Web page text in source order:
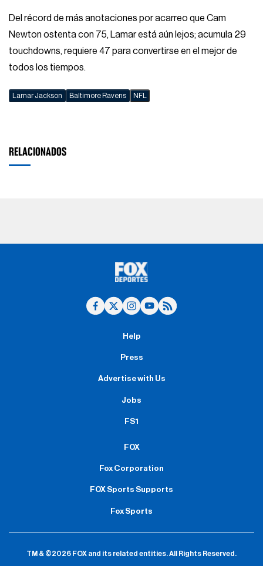
Del récord de más anotaciones por acarreo que Cam
Newton ostenta con 75, Lamar está aún lejos; acumula 29
touchdowns, requiere 47 para convertirse en el mejor de
todos los tiempos.
Lamar Jackson Baltimore Ravens NFL
RELACIONADOS
Help
Press
Advertise with Us
Jobs
FS1
FOX
Fox Corporation
FOX Sports Supports
Fox Sports
TM & ©2026 FOX and its related entities.All Rights Reserved.